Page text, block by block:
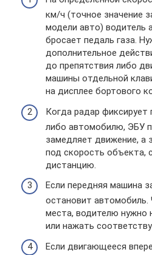
км/ч (точное значение
модели авто) водитель
бросает педаль газа.
дополнительное
до препятствия либо
машины отдельной
на дисплее бортового
Когда радар фиксирует
либо автомобилю, ЭБУ
замедляет движение, а
под скорость объекта,
дистанцию.
Если передняя машина
остановит
места, водителю нужно
или нажать
Если двигающееся